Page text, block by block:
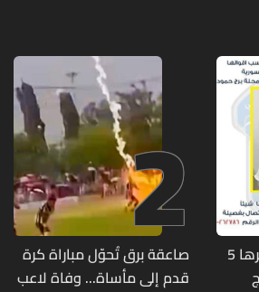
تعميم صورة طفلة عمرها 5
2
صاعقة برق تُحوّل مباراة كرة
قدم إلى مأساة... وفاة لاعب